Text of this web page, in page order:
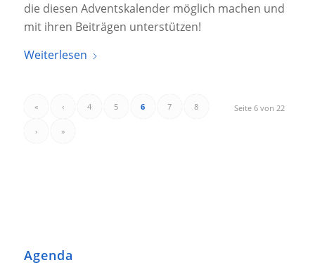
die diesen Adventskalender möglich machen und
mit ihren Beiträgen unterstützen!
Weiterlesen
Seite 6 von 22
« ‹ 4 5 6 7 8
› »
Agenda